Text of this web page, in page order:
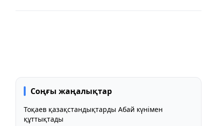
Соңғы жаңалықтар
Тоқаев қазақстандықтарды Абай күнімен
құттықтады